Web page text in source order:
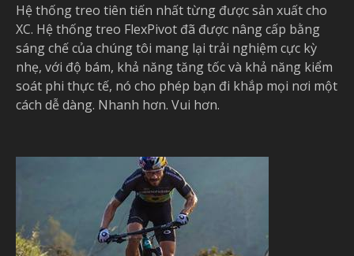
Hệ thống treo tiên tiến nhất từng được sản xuất cho
XC. Hệ thống treo FlexPivot đã được nâng cấp bằng
sáng chế của chúng tôi mang lại trải nghiệm cực kỳ
nhẹ, với độ bám, khả năng tăng tốc và khả năng kiểm
soát phi thực tế, nó cho phép bạn đi khắp mọi nơi một
cách dễ dàng. Nhanh hơn. Vui hơn.